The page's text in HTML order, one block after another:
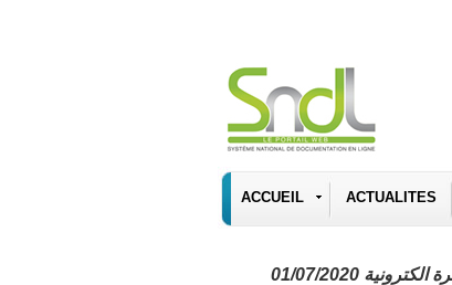
ACCUEIL ACTUALITES
01/07/2020